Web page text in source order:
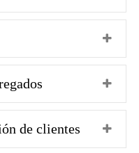
de clientes